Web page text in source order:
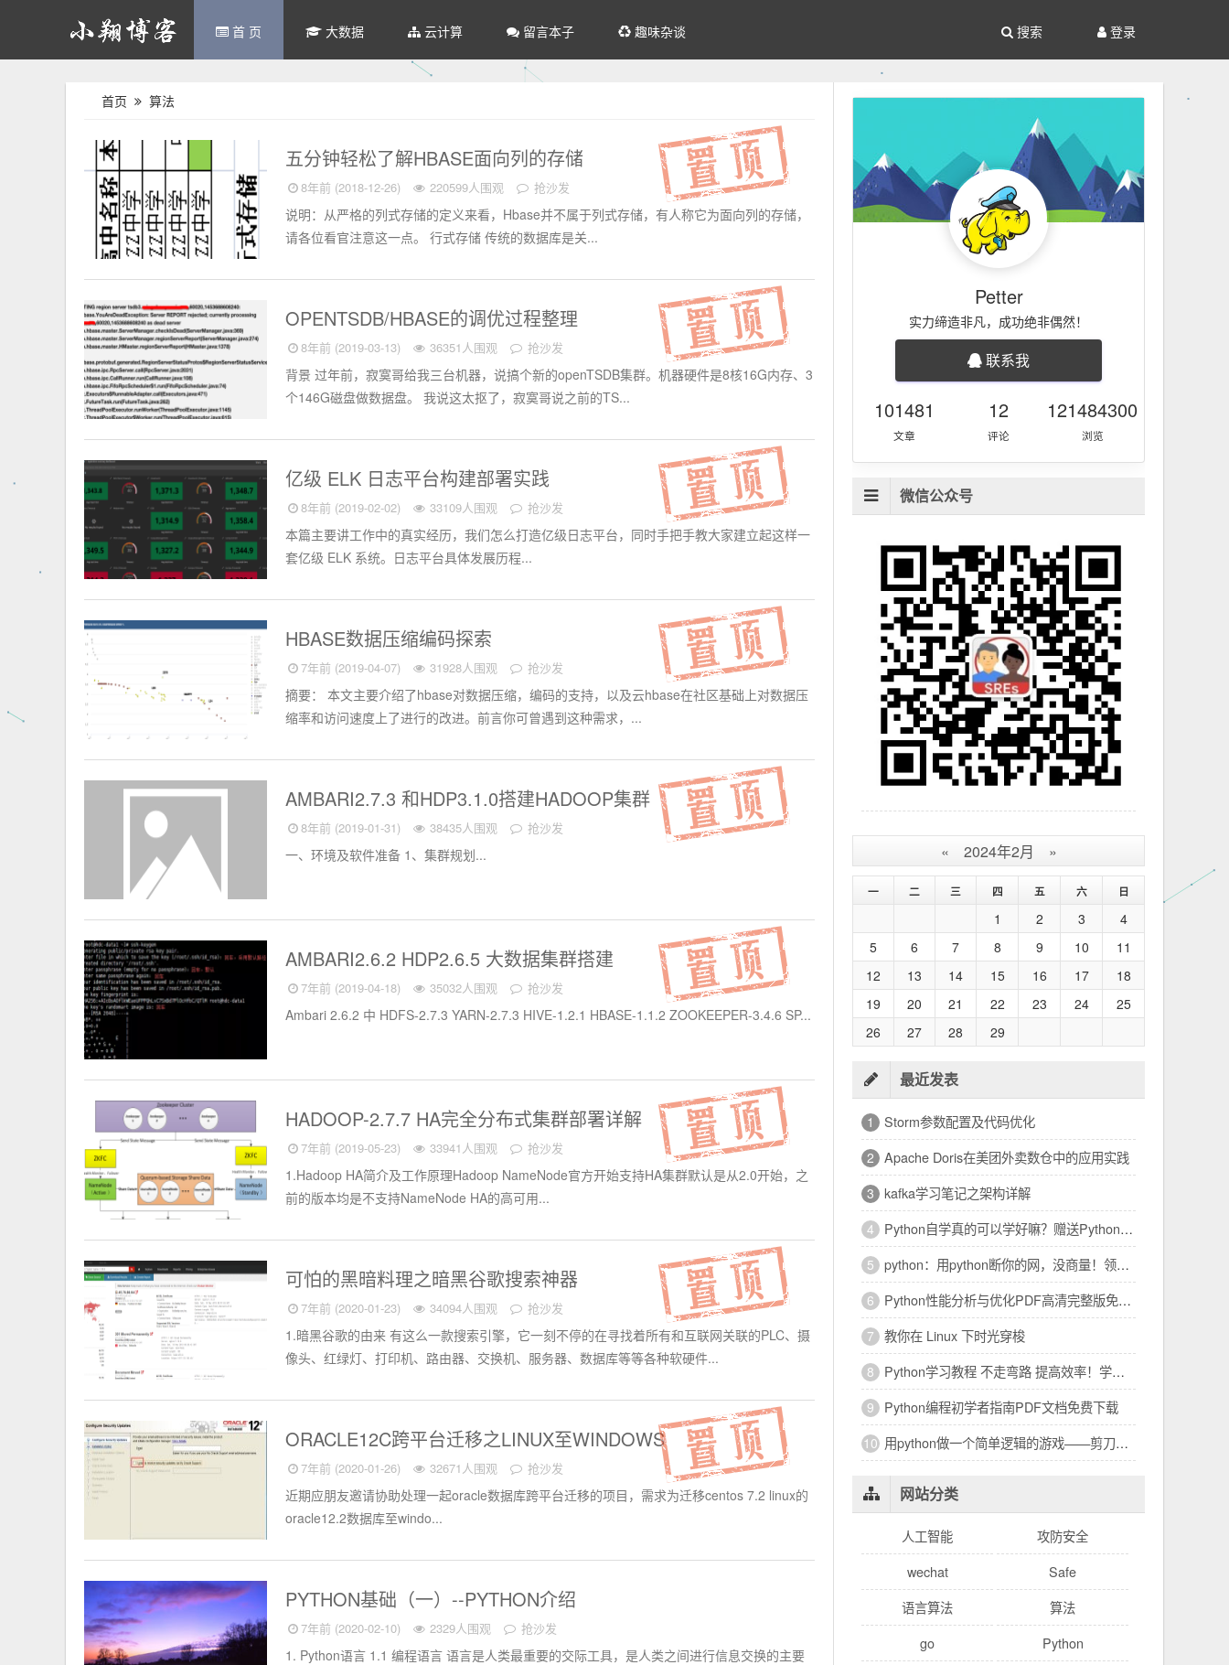
首 页 大数据 云计算 留言本子 趣味杂谈 登录
搜索
首页 算法
五分钟轻松了解HBASE面向列的存储
8年前 (2018-12-26) 220599人围观 抢沙发
说明：从严格的列式存储的定义来看，Hbase并不属于列式存储，有人称它为面向列的存储，
请各位看官注意这一点。 行式存储 传统的数据库是关...
Hbase OPENTSDB/HBASE的调优过程整理
8年前 (2019-03-13) 36351人围观 抢沙发
背景 过年前，寂寞哥给我三台机器，说搞个新的openTSDB集群。机器硬件是8核16G内存、3
个146G磁盘做数据盘。 我说这太抠了，寂寞哥说之前的TS...
Hadoop 亿级 ELK 日志平台构建部署实践
8年前 (2019-02-02) 33109人围观 抢沙发
本篇主要讲工作中的真实经历，我们怎么打造亿级日志平台，同时手把手教大家建立起这样一
套亿级 ELK 系统。日志平台具体发展历程...
Hbase HBASE数据压缩编码探索
7年前 (2019-04-07) 31928人围观 抢沙发
摘要： 本文主要介绍了hbase对数据压缩，编码的支持，以及云hbase在社区基础上对数据压
缩率和访问速度上了进行的改进。前言你可曾遇到这种需求，...
Hadoop AMBARI2.7.3 和HDP3.1.0搭建HADOOP集群
8年前 (2019-01-31) 38435人围观 抢沙发
一、环境及软件准备 1、集群规划...
Hadoop AMBARI2.6.2 HDP2.6.5 大数据集群搭建
7年前 (2019-04-18) 35032人围观 抢沙发
Ambari 2.6.2 中 HDFS-2.7.3 YARN-2.7.3 HIVE-1.2.1 HBASE-1.1.2 ZOOKEEPER-3.4.6 SP...
HADOOP-2.7.7 HA完全分布式集群部署详解
7年前 (2019-05-23) 33941人围观 抢沙发
1.Hadoop HA简介及工作原理Hadoop NameNode官方开始支持HA集群默认是从2.0开始，之
前的版本均是不支持NameNode HA的高可用...
Safe 可怕的黑暗料理之暗黑谷歌搜索神器
7年前 (2020-01-23) 34094人围观 抢沙发
1.暗黑谷歌的由来 有这么一款搜索引擎，它一刻不停的在寻找着所有和互联网关联的PLC、摄
像头、红绿灯、打印机、路由器、交换机、服务器、数据库等等各种软硬件...
SRE实战 ORACLE12C跨平台迁移之LINUX至WINDOWS
7年前 (2020-01-26) 32671人围观 抢沙发
近期应朋友邀请协助处理一起oracle数据库跨平台迁移的项目，需求为迁移centos 7.2 linux的
oracle12.2数据库至windo...
Python PYTHON基础（一）--PYTHON介绍
7年前 (2020-02-10) 2329人围观 抢沙发
1. Python语言 1.1 编程语言 语言是人类最重要的交际工具，是人类之间进行信息交换的主要
Petter
实力缔造非凡，成功绝非偶然！
联系我
101481
文章
12
评论
121484300
浏览
微信公众号
« 2024年2月 »
一 二 三 四 五 六 日
1 2 3
4
5
6 7 8 9 10
11
12
13 14 15 16 17
18
19
20 21 22 23 24
25
26
27 28 29
最近发表
1 Storm参数配置及代码优化
2 Apache Doris在美团外卖数仓中的应用实践
3 kafka学习笔记之架构详解
4 Python自学真的可以学好嘛？赠送Python编程快速上手电子书籍一本
5 python：用python断你的网，没商量！领取python基础项目练习题
6 Python性能分析与优化PDF高清完整版免费下载|百度云盘
7 教你在 Linux 下时光穿梭
8 Python学习教程 不走弯路 提高效率！学霸都在用
9 Python编程初学者指南PDF文档免费下载
10 用​python做一个简单逻辑的游戏——剪刀石头布
网站分类
人工智能
攻防安全
wechat
Safe
语言算法
算法
go
Python